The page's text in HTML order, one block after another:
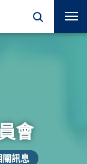
會
關訊息